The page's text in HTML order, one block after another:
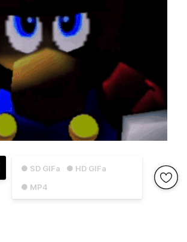
● SD GIFa
● HD GIFa
● MP4